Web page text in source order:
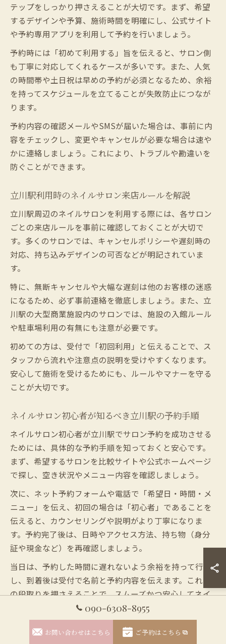
テップをしっかり押さえることが大切です。まず、希望
するデザインや予算、施術時間を明確にし、公式サイト
や予約専用アプリを利用して予約を行いましょう。
予約時には「初めて利用する」旨を伝えると、サロン側
も丁寧に対応してくれるケースが多いです。また、人気
の時間帯や土日祝は早めの予約が必須となるため、余裕
を持ってスケジュールを立てることが失敗防止につなが
ります。
予約内容の確認メールやSMSが届いた場合は、事前に内
容をチェックし、変更やキャンセルが必要な場合は速や
かに連絡しましょう。これにより、トラブルや勘違いを
防ぐことができます。
立川駅利用時のネイルサロン来店ルールを解説
立川駅周辺のネイルサロンを利用する際には、各サロン
ごとの来店ルールを事前に確認しておくことが大切で
す。多くのサロンでは、キャンセルポリシーや遅刻時の
対応、持ち込みデザインの可否などが明記されていま
す。
特に、無断キャンセルや大幅な遅刻は他のお客様の迷惑
になるため、必ず事前連絡を徹底しましょう。また、立
川駅の大型商業施設内のサロンでは、施設の入館ルール
や駐車場利用の有無にも注意が必要です。
初めての方は、受付で「初回利用」と伝えることで、ス
タッフから流れや注意点の説明を受けやすくなります。
安心して施術を受けるためにも、ルールやマナーを守る
ことが大切です。
ネイルサロン初心者が知るべき立川駅の予約手順
ネイルサロン初心者が立川駅でサロン予約を成功させる
ためには、具体的な予約手順を知っておくと安心です。
まず、希望するサロンを比較サイトや公式ホームページ
で探し、空き状況やメニュー内容を確認しましょう。
次に、ネット予約フォームや電話で「希望日・時間・メ
ニュー」を伝え、初回の場合は「初心者」であることを
伝えると、カウンセリングや説明がより丁寧になりま
す。予約完了後は、日時やアクセス方法、持ち物（身分
証や現金など）を再確認しましょう。
当日は、予約した時間に遅れないよう余裕を持って行動
し、到着後は受付で名前と予約内容を伝えます。これら
の段取りを押さえることで、スムーズかつ安心してネイ
ルサロンデビューが叶います。
090-6308-8955
お問い合わせはこちら ご予約はこちら